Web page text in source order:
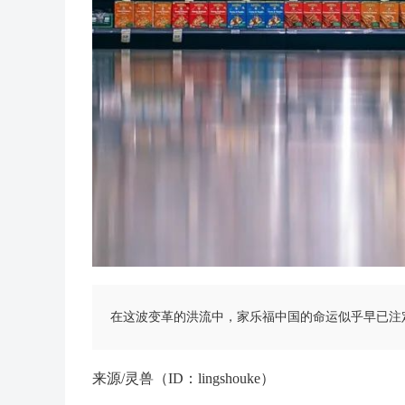
在这波变革的洪流中，家乐福中国的命运似乎早已注
来源/灵兽（ID：lingshouke）